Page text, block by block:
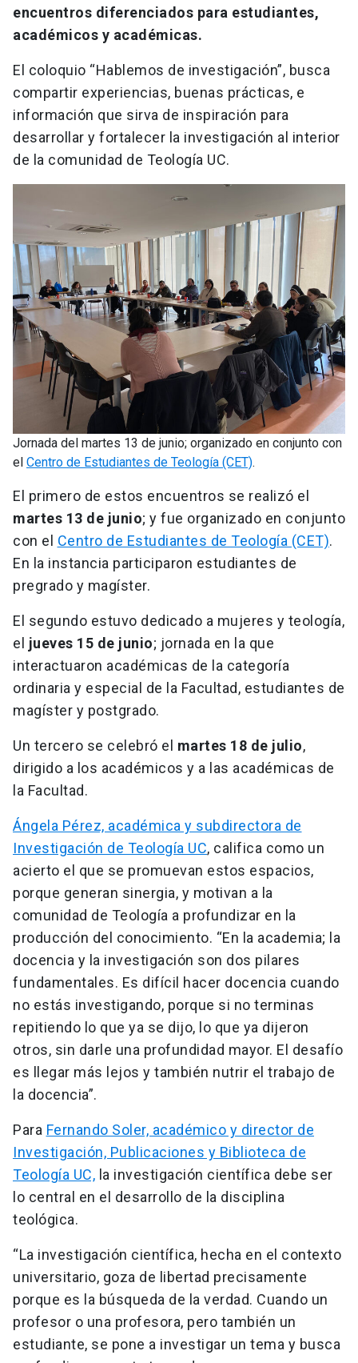
encuentros diferenciados para estudiantes,
académicos y académicas.
El coloquio “Hablemos de investigación”, busca
compartir experiencias, buenas prácticas, e
información que sirva de inspiración para
desarrollar y fortalecer la investigación al interior
de la comunidad de Teología UC.
Jornada del martes 13 de junio; organizado en conjunto con
el Centro de Estudiantes de Teología (CET).
El primero de estos encuentros se realizó el
martes 13 de junio; y fue organizado en conjunto
con el Centro de Estudiantes de Teología (CET).
En la instancia participaron estudiantes de
pregrado y magíster.
El segundo estuvo dedicado a mujeres y teología,
el jueves 15 de junio; jornada en la que
interactuaron académicas de la categoría
ordinaria y especial de la Facultad, estudiantes de
magíster y postgrado.
Un tercero se celebró el martes 18 de julio,
dirigido a los académicos y a las académicas de
la Facultad.
Ángela Pérez, académica y subdirectora de
Investigación de Teología UC, califica como un
acierto el que se promuevan estos espacios,
porque generan sinergia, y motivan a la
comunidad de Teología a profundizar en la
producción del conocimiento. “En la academia; la
docencia y la investigación son dos pilares
fundamentales. Es difícil hacer docencia cuando
no estás investigando, porque si no terminas
repitiendo lo que ya se dijo, lo que ya dijeron
otros, sin darle una profundidad mayor. El desafío
es llegar más lejos y también nutrir el trabajo de
la docencia”.
Para Fernando Soler, académico y director de
Investigación, Publicaciones y Biblioteca de
Teología UC, la investigación científica debe ser
lo central en el desarrollo de la disciplina
teológica.
“La investigación científica, hecha en el contexto
universitario, goza de libertad precisamente
porque es la búsqueda de la verdad. Cuando un
profesor o una profesora, pero también un
estudiante, se pone a investigar un tema y busca